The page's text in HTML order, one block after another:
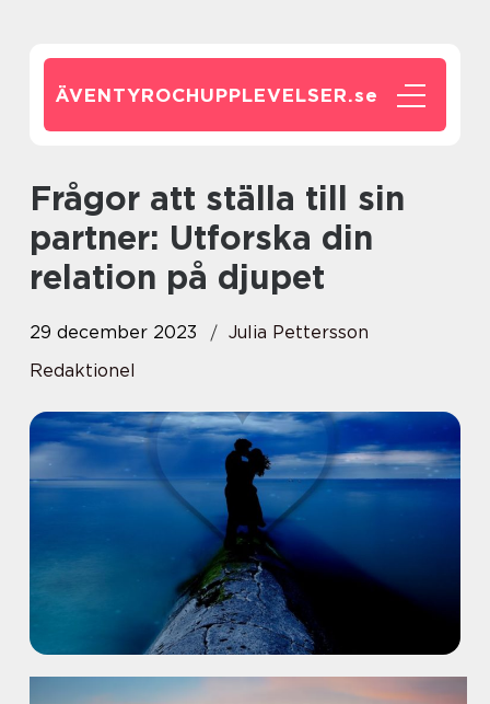
ÄVENTYROCHUPPLEVELSER.se
Frågor att ställa till sin
partner: Utforska din
relation på djupet
29 december 2023
Julia Pettersson
Redaktionel